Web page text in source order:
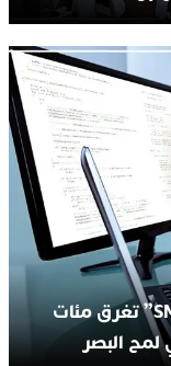
تسونامي النصب الإلكتروني.. “SMG” تغرق مئات
لمح البصر